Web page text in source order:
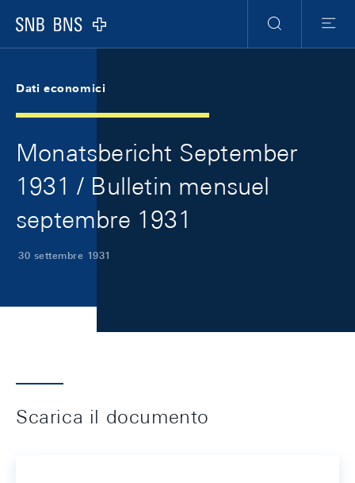
Logo
Ricerca
Menu
Dati economici
Monatsbericht September
1931 / Bulletin mensuel
septembre 1931
30 settembre 1931
Scarica il documento